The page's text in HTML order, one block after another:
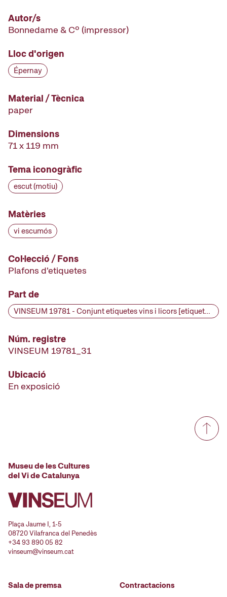
Autor/s
Bonnedame & Cº (impressor)
Lloc d'origen
Épernay
Material / Tècnica
paper
Dimensions
71 x 119 mm
Tema iconogràfic
escut (motiu)
Matèries
vi escumós
Col·lecció / Fons
Plafons d'etiquetes
Part de
VINSEUM 19781 - Conjunt etiquetes vins i licors [etiqueta d'ampolla], primera meitat segle XX
Núm. registre
VINSEUM 19781_31
Ubicació
En exposició
Museu de les Cultures
del Vi de Catalunya
Plaça Jaume I, 1-5
08720 Vilafranca del Penedès
+34 93 890 05 82
vinseum@vinseum.cat
Sala de premsa
Contractacions